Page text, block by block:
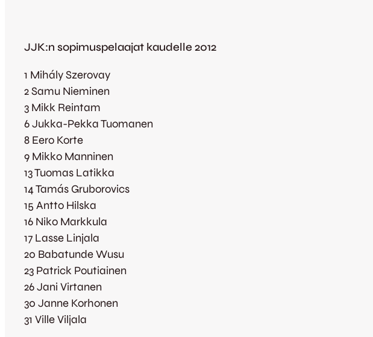
JJK:n sopimuspelaajat kaudelle 2012
1 Mihály Szerovay
2 Samu Nieminen
3 Mikk Reintam
6 Jukka-Pekka Tuomanen
8 Eero Korte
9 Mikko Manninen
13 Tuomas Latikka
14 Tamás Gruborovics
15 Antto Hilska
16 Niko Markkula
17 Lasse Linjala
20 Babatunde Wusu
23 Patrick Poutiainen
26 Jani Virtanen
30 Janne Korhonen
31 Ville Viljala